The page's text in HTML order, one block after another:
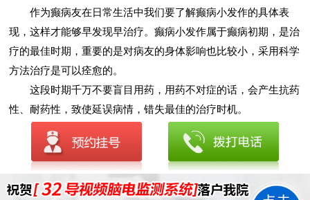
作为癫病友在日常生活中我们要了解癫病小发作的具体表
现，这样才能够早发现早治疗。癫病小发作属于癫病初期，是治
疗的最佳时期，重要的是对病友的身体影响也比较小，采用科学
方法治疗是可以痊愈的。
这段时期千万不要盲目用药，用药不对症的话，会产生抗药
性、耐药性，致使延误病情，错失最佳的治疗时机。